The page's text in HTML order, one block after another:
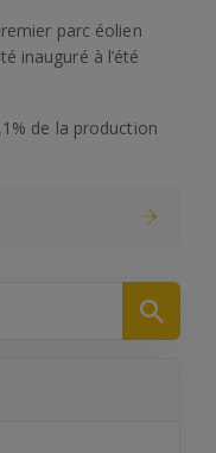
parc éolien
inauguré à l’été
de la production